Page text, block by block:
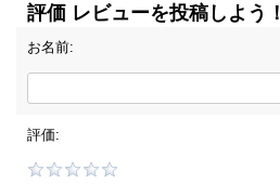
評価 レビューを投稿しよう！
お名前:
評価: